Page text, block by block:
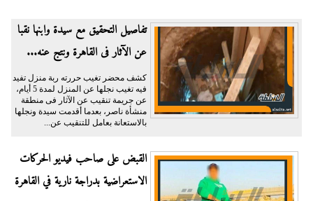
تفاصيل التحقيق مع سيدة وابنها نقبا
عن الآثار فى القاهرة ونتج عنه...
كشف محضر تغيب حررته ربة منزل تفيد
فيه تغيب نجلها عن المنزل لمدة 5 أيام،
عن جريمة تنقيب عن الآثار فى منطقة
منشأة ناصر، بعدما أقدمت سيدة ونجلها
بالاستعانة بعامل للتنقيب عن...
القبض على صاحب فيديو الحركات
الاستعراضية بدراجة نارية في القاهرة